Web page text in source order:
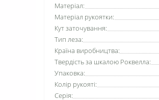
Матеріал:
Матеріал рукоятки:
Кут заточування:
Тип леза:
Країна виробництва:
Твердість за шкалою Роквелла:
Упаковка:
Колір рукояті:
Серія: